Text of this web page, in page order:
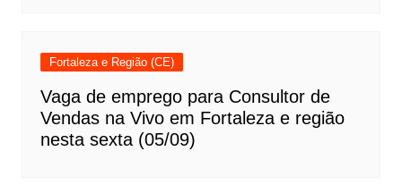
Fortaleza e Região (CE)
Vaga de emprego para Consultor de
Vendas na Vivo em Fortaleza e região
nesta sexta (05/09)